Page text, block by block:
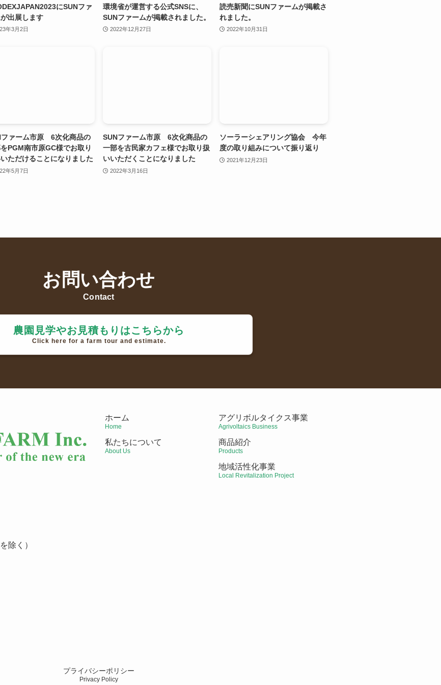
にSUNファ
出展します
年3月2日
環境省が運営する公式SNSに、
SUNファームが掲載されました。
2022年12月27日
読売新聞にSUNファームが掲載さ
れました。
2022年10月31日
ファーム市原 6次化商品の
PGM南市原GC様でお取り
ただけることになりました
年5月7日
SUNファーム市原 6次化商品の
一部を古民家カフェ様でお取り扱
いいただくことになりました
2022年3月16日
ソーラーシェアリング協会 今年
度の取り組みについて振り返り
2021年12月23日
お問い合わせ
Contact
農園見学やお見積もりはこちらから
Click here for a farm tour and estimate.
除く）
ホーム
Home
私たちについて
About Us
アグリボルタイクス事業
Agrivoltaics Business
商品紹介
Products
地域活性化事業
Local Revitalization Project
プライバシーポリシー
Privacy Policy